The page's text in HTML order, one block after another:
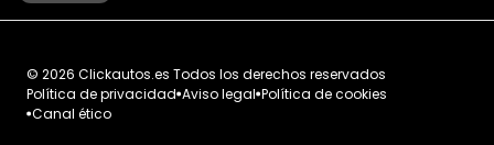
© 2026 Clickautos.es Todos los derechos reservados
Política de privacidad Aviso legal Política de cookies
Canal ético